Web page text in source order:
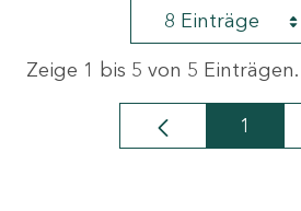
8 Einträge
Zeige 1 bis 5 von 5 Einträgen.
Seite
1